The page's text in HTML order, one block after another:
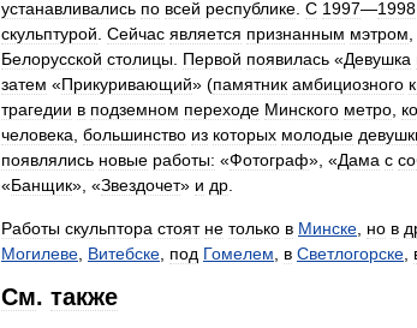
устанавливались по всей республике С 1997—1998
скульптурой Сейчас является признанным мэтром
Белорусской столицы Первой появилась «Девушка
затем «Прикуривающий» (памятник амбициозного
трагедии в подземном переходе Минского метро
человека большинство из которых молодые
появлялись новые работы: «Фотограф», «Дама с
«Банщик», «Звездочет» и др
Работы скульптора стоят не только в Минске но в
Могилеве Витебске под Гомелем в Светлогорске
См. также